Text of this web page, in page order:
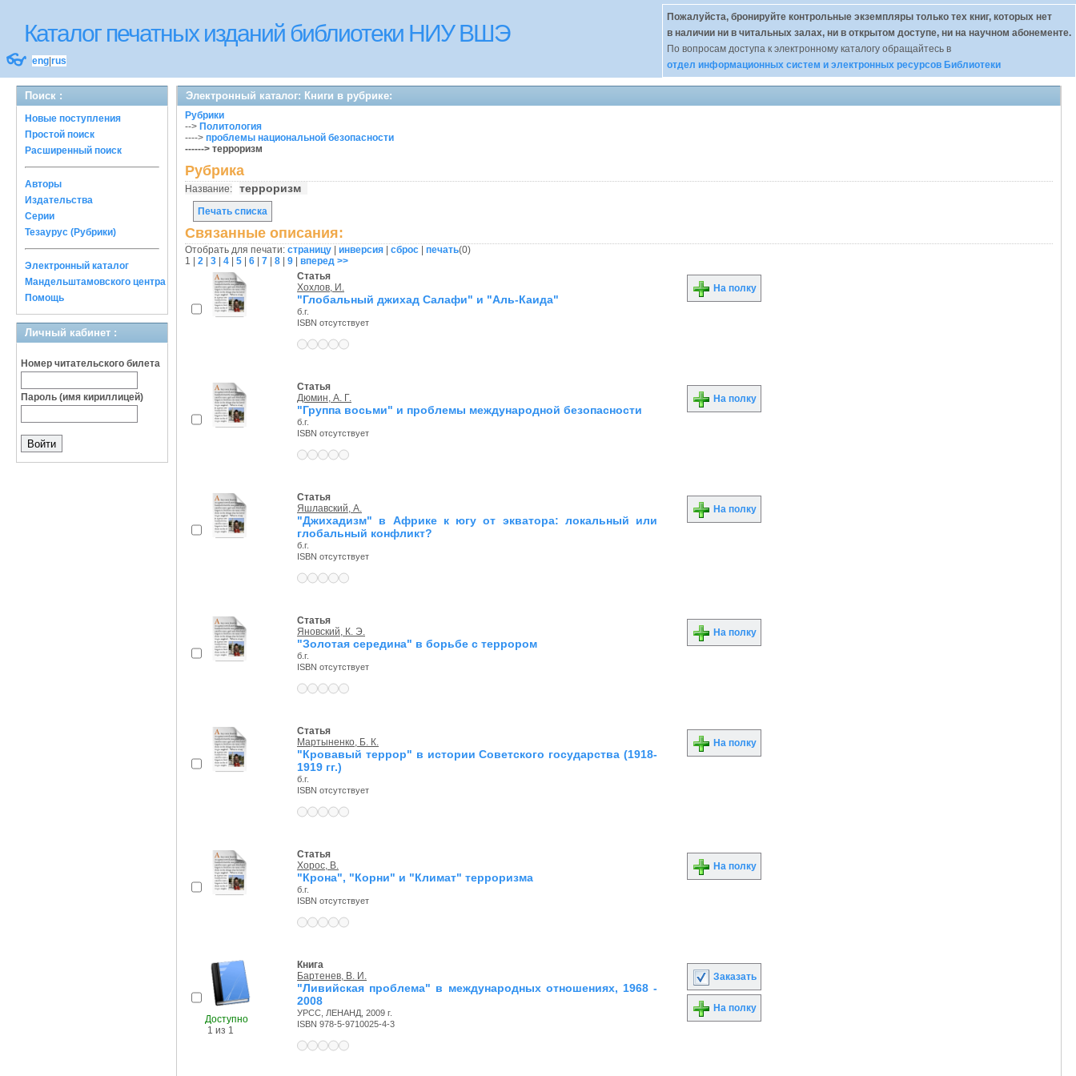
Каталог печатных изданий библиотеки НИУ ВШЭ
👓 eng rus
Пожалуйста, бронируйте контрольные экземпляры только тех книг, которых нет
в наличии ни в читальных залах, ни в открытом доступе, ни на научном абонементе.
По вопросам доступа к электронному каталогу обращайтесь в
отдел информационных систем и электронных ресурсов Библиотеки
Поиск :
Новые поступления
Простой поиск
Расширенный поиск
Авторы
Издательства
Серии
Тезаурус (Рубрики)
Электронный каталог
Мандельштамовского центра
Помощь
Личный кабинет :
Номер читательского билета
Пароль (имя кириллицей)
Электронный каталог: Книги в рубрике:
Рубрики
--> Политология
----> проблемы национальной безопасности
------> терроризм
Рубрика
Название: терроризм
Печать списка
Связанные описания:
Отобрать для печати: страницу инверсия сброс печать(0)
1
2 3 4 5 6 7 8 9
вперед >>
Статья
Хохлов, И.
"Глобальный джихад Салафи" и "Аль-Каида"
б.г.
ISBN отсутствует
На полку
Статья
Дюмин, А. Г.
"Группа восьми" и проблемы международной безопасности
б.г.
ISBN отсутствует
На полку
Статья
Яшлавский, А.
"Джихадизм" в Африке к югу от экватора: локальный или
глобальный конфликт?
б.г.
ISBN отсутствует
На полку
Статья
Яновский, К. Э.
"Золотая середина" в борьбе с террором
б.г.
ISBN отсутствует
На полку
Статья
Мартыненко, Б. К.
"Кровавый террор" в истории Советского государства (1918-
1919 гг.)
б.г.
ISBN отсутствует
На полку
Статья
Хорос, В.
"Крона", "Корни" и "Климат" терроризма
б.г.
ISBN отсутствует
На полку
Доступно
1 из 1
Книга
Бартенев, В. И.
"Ливийская проблема" в международных отношениях, 1968 -
2008
УРСС, ЛЕНАНД, 2009 г.
ISBN 978-5-9710025-4-3
Заказать
На полку